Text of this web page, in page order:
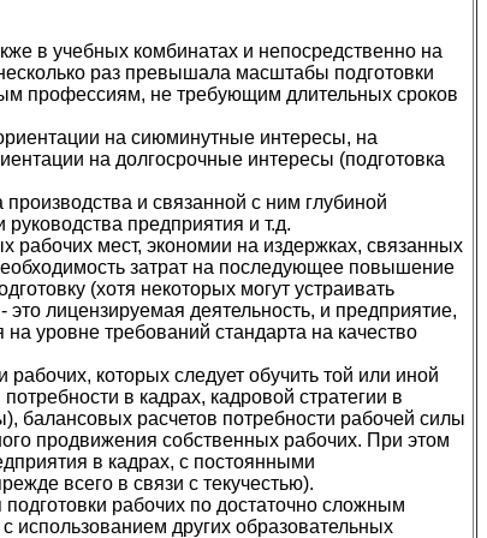
в учебных комбинатах и непосредственно на
раз превышала масштабы подготовки
профессиям, не требующим длительных сроков
на сиюминутные интересы, на
на долгосрочные интересы (подготовка
и связанной с ним глубиной
предприятия и т.д.
рабочих мест, экономии на издержках, связанных
затрат на последующее повышение
(хотя некоторых могут устраивать
лицензируемая деятельность, и предприятие,
уровне требований стандарта на качество
которых следует обучить той или иной
в кадрах, кадровой стратегии в
балансовых расчетов потребности рабочей силы
продвижения собственных рабочих. При этом
в кадрах, с постоянными
всего в связи с текучестью).
рабочих по достаточно сложным
использованием других образовательных